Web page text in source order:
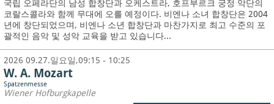
국립 오페라단의 남성 합창단과 오케스트라, 호프부르크 궁정 악단의
코랄스콜라와 함께 무대에 오를 예정이다. 비엔나 소녀 합창단은 2004
년에 창단되었으며, 비엔나 소년 합창단과 마찬가지로 최고 수준의 포
괄적인 음악 및 성악 교육을 받고 있습니다...
2026 09.27.일요일,09:15 - 10:25
W. A. Mozart
Spatzenmesse
Wiener Hofburgkapelle